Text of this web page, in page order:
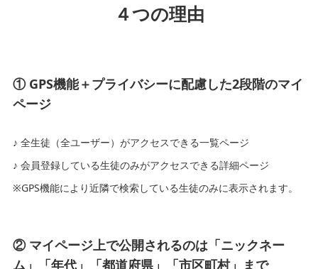
４つの理由
① GPS機能＋プライバシーに配慮した2段階のマイ
ページ
全生徒（全ユーザー）がアクセスできる一覧ページ
会員登録している生徒のみがアクセスできる詳細ページ
※GPS機能により近隣で検索している生徒のみに表示されます。
② マイページ上で公開されるのは「ニックネー
ム」「年代」「都道府県」「市区町村」まで